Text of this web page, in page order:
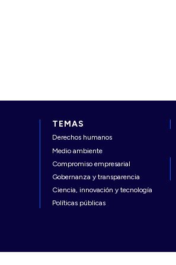
TEMAS
Derechos humanos
Medio ambiente
Compromiso empresarial
Gobernanza y transparencia
Ciencia, innovación y tecnología
Políticas públicas